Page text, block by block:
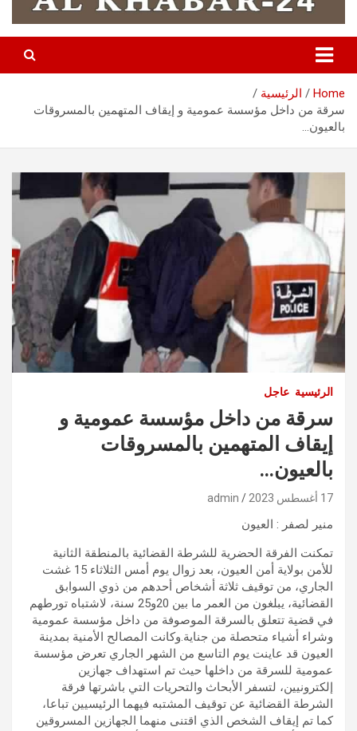
Home
الرئيسية
سرقة من داخل مؤسسة عمومية و إيقاف المتهمين بالمسروقات
بالعيون…
الرئيسية عاجل
سرقة من داخل مؤسسة عمومية و
إيقاف المتهمين بالمسروقات
بالعيون…
17 أغسطس 2023 admin
منير لصفر : العيون
تمكنت الفرقة الحضرية للشرطة القضائية بالمنطقة الثانية
للأمن بولاية أمن العيون، بعد زوال يوم أمس الثلاثاء 15 غشت
الجاري، من توقيف ثلاثة أشخاص أحدهم من ذوي السوابق
القضائية، يبلغون من العمر ما بين 20و25 سنة، لاشتباه تورطهم
في قضية تتعلق بالسرقة الموصوفة من داخل مؤسسة عمومية
وشراء أشياء متحصلة من جناية.وكانت المصالح الأمنية بمدينة
العيون قد عاينت يوم التاسع من الشهر الجاري تعرض مؤسسة
عمومية للسرقة من داخلها حيث تم استهداف جهازين
إلكترونيين، لتسفر الأبحاث والتحريات التي باشرتها فرقة
الشرطة القضائية عن توقيف المشتبه فيهما الرئيسيين تباعا،
كما تم إيقاف الشخص الذي اقتنى منهما الجهازين المسروقين